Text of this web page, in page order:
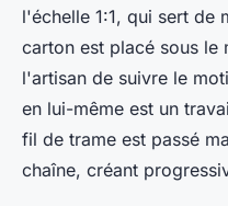
l'échelle 1:1, qui sert de
carton est placé sous le
l'artisan de suivre le
en lui-même est un
fil de trame est passé
chaîne, créant